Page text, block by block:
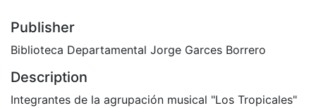
Publisher
Biblioteca Departamental Jorge Garces Borrero
Description
Integrantes de la agrupación musical "Los Tropicales"